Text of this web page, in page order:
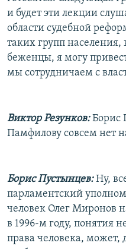
и будет эти лекции
области судебной
таких групп
беженцы, я могу
мы сотрудничаем с
Виктор Резунков:Борис
Памфилову совсем нет
Борис Пустынцев:Ну,
парламентский
человек Олег Миронов
в 1996-м году, понятия
права человека,